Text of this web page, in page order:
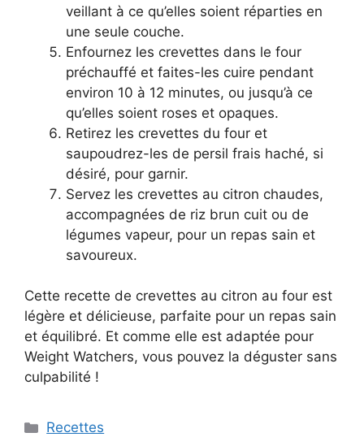
veillant à ce qu’elles soient réparties en
une seule couche.
Enfournez les crevettes dans le four
préchauffé et faites-les cuire pendant
environ 10 à 12 minutes, ou jusqu’à ce
qu’elles soient roses et opaques.
Retirez les crevettes du four et
saupoudrez-les de persil frais haché, si
désiré, pour garnir.
Servez les crevettes au citron chaudes,
accompagnées de riz brun cuit ou de
légumes vapeur, pour un repas sain et
savoureux.
Cette recette de crevettes au citron au four est
légère et délicieuse, parfaite pour un repas sain
et équilibré. Et comme elle est adaptée pour
Weight Watchers, vous pouvez la déguster sans
culpabilité !
Categories
Recettes